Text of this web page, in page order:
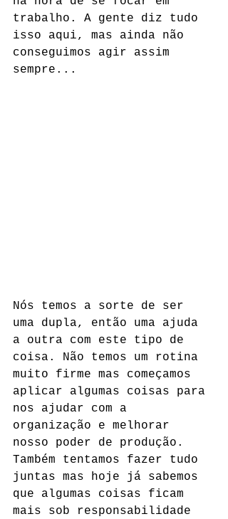
trabalho. A gente diz tudo
isso aqui, mas ainda não
conseguimos agir assim
sempre...
Nós temos a sorte de ser
uma dupla, então uma ajuda
a outra com este tipo de
coisa. Não temos um rotina
muito firme mas começamos
aplicar algumas coisas para
nos ajudar com a
organização e melhorar
nosso poder de produção.
Também tentamos fazer tudo
juntas mas hoje já sabemos
que algumas coisas ficam
mais sob responsabilidade